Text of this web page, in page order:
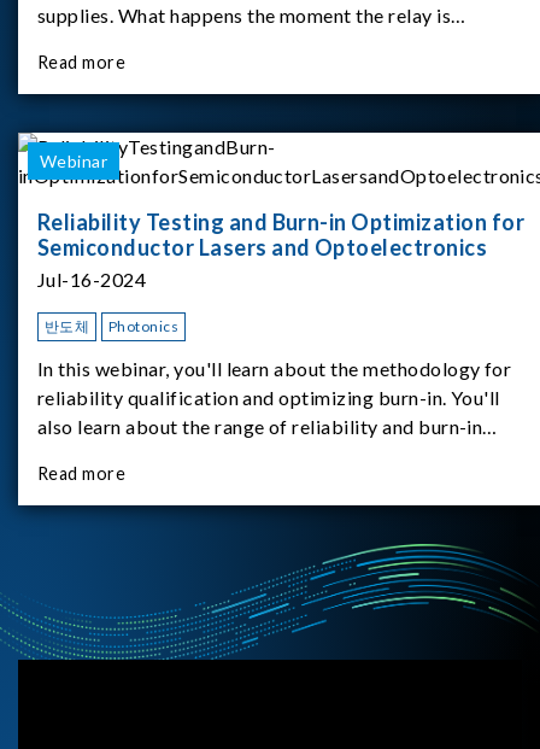
supplies. What happens the moment the relay is
experimental equipment for this study.provides an
applicati
Read more
Webinar
Reliability Testing and Burn-in Optimization for
Semiconductor Lasers and Optoelectronics
Jul-16-2024
반도체 Photonics
In this webinar, you'll learn about the methodology for
reliability qualification and optimizing burn-in. You'll
also learn about the range of reliability and burn-in
test-as-a-service options.
Read more